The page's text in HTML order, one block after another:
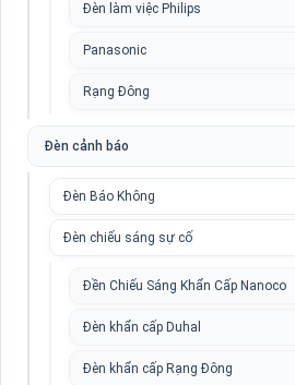
Đèn làm việc Philips
Panasonic
Rạng Đông
Đèn cảnh báo
Đèn Báo Không
Đèn chiếu sáng sự cố
Đền Chiếu Sáng Khẩn Cấp Nanoco
Đèn khẩn cấp Duhal
Đèn khẩn cấp Rạng Đông